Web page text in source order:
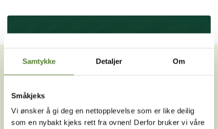
Samtykke Detaljer Om
Småkjeks
Vi ønsker å gi deg en nettopplevelse som er like deilig
som en nybakt kjeks rett fra ovnen! Derfor bruker vi våre
VIL DU HA NYHETSBREV FRA
OSS?
unike tilbud og nyheter. Uten nyhetsbrev går du glipp
av mange fordeler.